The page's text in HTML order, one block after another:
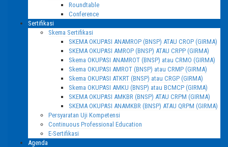
Roundtable
Conference
Sertifikasi
Skema Sertifikasi
SKEMA OKUPASI ANAMROP (BNSP) ATAU CROP (GIRMA)
SKEMA OKUPASI AMROP (BNSP) ATAU CRPP (GIRMA)
Skema OKUPASI ANAMROT (BNSP) atau CRMO (GIRMA)
Skema OKUPASI AMROT (BNSP) atau CRMP (GIRMA)
Skema OKUPASI ATKRT (BNSP) atau CRGP (GIRMA)
Skema OKUPASI AMKU (BNSP) atau BCMCP (GIRMA)
SKEMA OKUPASI AMKBR (BNSP) ATAU CRPM (GIRMA)
SKEMA OKUPASI ANAMKBR (BNSP) ATAU QRPM (GIRMA)
Persyaratan Uji Kompetensi
Continuous Professional Education
E-Sertifikasi
Agenda